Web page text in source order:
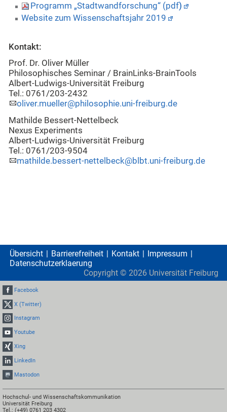
Programm „Stadtwandforschung“ (pdf)
Website zum Wissenschaftsjahr 2019
Kontakt:
Prof. Dr. Oliver Müller
Philosophisches Seminar / BrainLinks-BrainTools
Albert-Ludwigs-Universität Freiburg
Tel.: 0761/203-2432
oliver.mueller@philosophie.uni-freiburg.de
Mathilde Bessert-Nettelbeck
Nexus Experiments
Albert-Ludwigs-Universität Freiburg
Tel.: 0761/203-9504
mathilde.bessert-nettelbeck@blbt.uni-freiburg.de
Übersicht Barrierefreiheit Kontakt
Impressum
Datenschutzerklaerung
Copyright © 2026 Universität Freiburg
Facebook
X (Twitter)
Instagram
Youtube
Xing
LinkedIn
Mastodon
Hochschul- und Wissenschaftskommunikation
Universität Freiburg
Tel.: (+49) 0761 203 4302